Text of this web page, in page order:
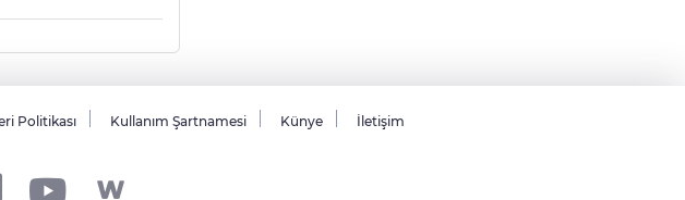
Politikası Kullanım Şartnamesi Künye İletişim